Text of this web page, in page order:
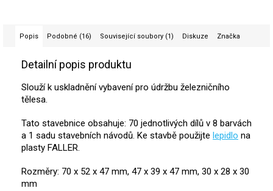
Popis Podobné (16) Související soubory (1) Diskuze Značka
Detailní popis produktu
Slouží k uskladnění vybavení pro údržbu železničního
tělesa.
Tato stavebnice obsahuje: 70 jednotlivých dílů v 8 barvách
a 1 sadu stavebních návodů. Ke stavbě použijte lepidlo na
plasty FALLER.
Rozměry: 70 x 52 x 47 mm, 47 x 39 x 47 mm, 30 x 28 x 30
mm